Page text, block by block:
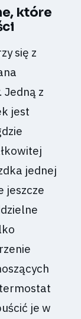
które
się z
z
jest
jednej
jeszcze
je w